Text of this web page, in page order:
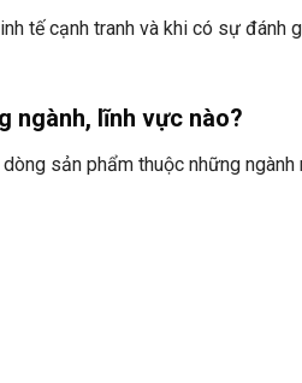
tế cạnh tranh và khi có sự đánh
ngành, lĩnh vực nào?
sản phẩm thuộc những